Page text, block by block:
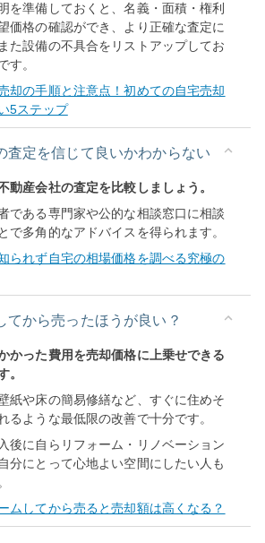
を準備しておくと、名義・面積・権利
価格の確認ができ、より正確な査定に
た設備の不具合をリストアップしてお
す。
却の手順と注意点！初めての自宅売却
5ステップ
査定を信じて良いかわからない
動産会社の査定を比較しましょう。
である専門家や公的な相談窓口に相談
で多角的なアドバイスを得られます。
られず自宅の相場価格を調べる究極の
てから売ったほうが良い？
かった費用を売却価格に上乗せできる
。
紙や床の簡易修繕など、すぐに住めそ
るような最低限の改善で十分です。
後に自らリフォーム・リノベーション
分にとって心地よい空間にしたい人も
ムしてから売ると売却額は高くなる？